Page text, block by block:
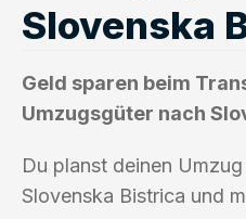
Slovenska
Geld sparen beim
Umzugsgüter nach
Du planst deinen
Slovenska Bistrica und